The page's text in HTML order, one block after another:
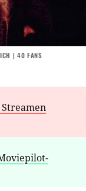
| 40 FANS